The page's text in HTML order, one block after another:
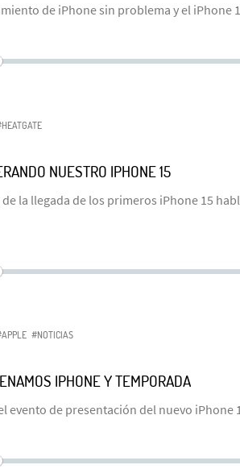
de iPhone sin problema y el iPhone
NUESTRO IPHONE 15
de la llegada de los primeros iPhone 15
#NOTICIAS
IPHONE Y TEMPORADA
evento de presentación del nuevo iPhone